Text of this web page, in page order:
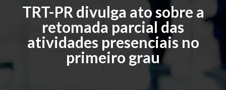
TRT-PR divulga ato sobre a
retomada parcial das
atividades presenciais no
primeiro grau